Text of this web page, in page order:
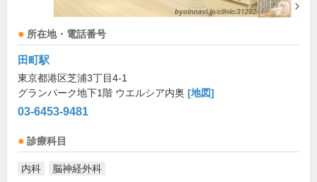
所在地・電話番号
田町駅
東京都港区芝浦3丁目4-1
グランパーク地下1階 ウエルシア内奥 [地図]
03-6453-9481
診療科目
内科 脳神経外科